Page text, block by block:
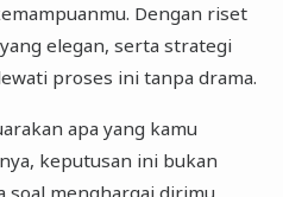
Dengan riset
elegan, serta strategi
proses ini tanpa drama.
apa yang kamu
keputusan ini bukan
soal menghargai dirimu